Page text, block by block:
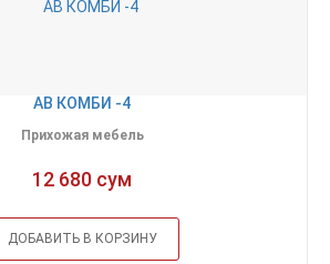
АВ КОМБИ -4
Прихожая мебель
12 680 сум
ДОБАВИТЬ В КОРЗИНУ